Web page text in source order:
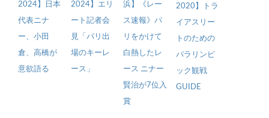
2024】日本
代表ニナ
ー、小田
倉、高橋が
意欲語る
2024】エリ
ート記者会
見「パリ出
場のキーレ
ース」
浜】《レー
ス速報》パ
リをかけて
白熱したレ
ース ニナー
賢治が7位入
賞
2020】トラ
イアスリー
トのための
パラリンピ
ック観戦
GUIDE